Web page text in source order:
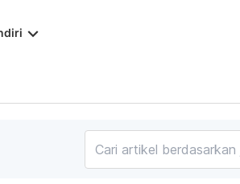
keyboard_arrow_down